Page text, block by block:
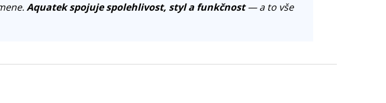
Aquatek spojuje spolehlivost, styl a funkčnost— a to vše